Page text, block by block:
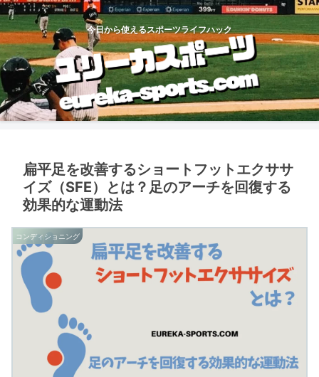
今日から使えるスポーツライフハック
扁平足を改善するショートフットエクササ
イズ（SFE）とは？足のアーチを回復する
効果的な運動法
コンディショニング